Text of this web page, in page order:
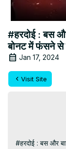
#हरदोई : बस
बोनट में फंसने से
Jan 17, 2024
Visit Site
#हरदोई : बस और